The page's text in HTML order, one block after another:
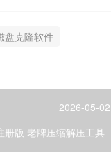
盘克隆软件
2026-05-02
版 老牌压缩解压工具